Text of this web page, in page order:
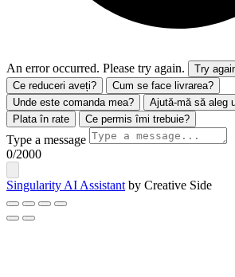
An error occurred. Please try again.
Try
Ce reduceri aveți?
Cum se face livrarea?
Unde este comanda mea?
Ajută-mă să aleg
Plata în rate
Ce permis îmi trebuie?
Type a message
0/2000
Singularity AI Assistant by Creative Side